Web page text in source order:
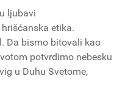
ljubavi
etika.
Da bismo bitovali kao
potvrdimo nebesku
u Duhu Svetome,